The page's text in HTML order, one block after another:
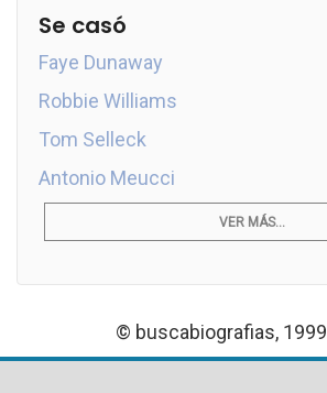
Se casó
Faye Dunaway
Robbie Williams
Tom Selleck
Antonio Meucci
VER MÁS...
© buscabiografias,